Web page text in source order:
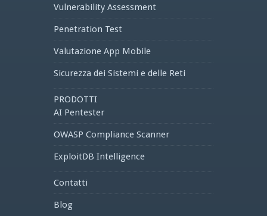
Vulnerability Assessment
Penetration Test
Valutazione App Mobile
Sicurezza dei Sistemi e delle Reti
PRODOTTI
AI Pentester
OWASP Compliance Scanner
ExploitDB Intelligence
Contatti
Blog